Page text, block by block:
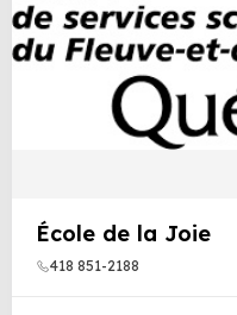
École de la Joie
418 851-2188